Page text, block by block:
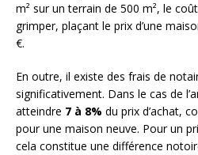
m² sur un terrain de 500 m², le
grimper, plaçant le prix d’une
€.
En outre, il existe des frais de
significativement. Dans le cas de
atteindre 7 à 8% du prix d’achat,
pour une maison neuve. Pour un
cela constitue une différence